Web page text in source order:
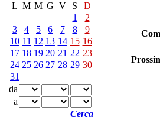
L M M G V S
D
1
2
3
4 5 6 7 8
9
10 11 12 13 14 15 16
17 18 19 20 21 22 23
24 25 26 27 28 29 30
31
da
a
Cerca